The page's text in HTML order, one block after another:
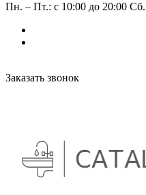
Пн. – Пт.: с 10:00 до 20:00
Заказать звонок